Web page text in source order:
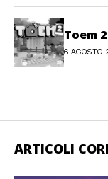
Toem
6 AGOSTO
ARTICOLI